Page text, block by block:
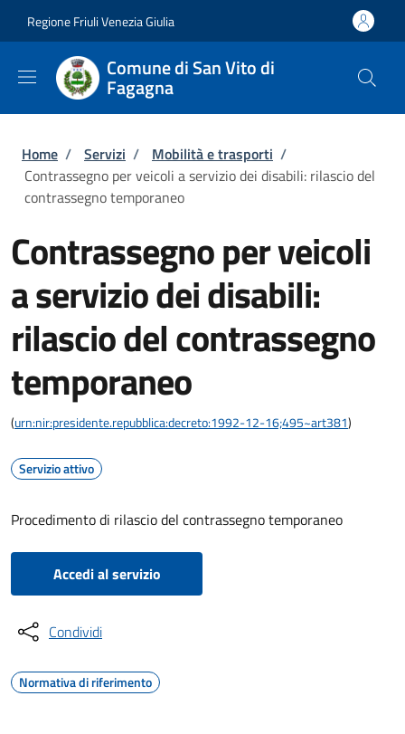
Regione Friuli Venezia Giulia
Comune di San Vito di
Fagagna
Briciole di pane
Home / Servizi / Mobilità e trasporti /
Contrassegno per veicoli a servizio dei disabili: rilascio del
contrassegno temporaneo
Contrassegno per veicoli
a servizio dei disabili:
rilascio del contrassegno
temporaneo
(urn:nir:presidente.repubblica:decreto:1992-12-16;495~art381)
Servizio attivo
Procedimento di rilascio del contrassegno temporaneo
Accedi al servizio
Condividi
Normativa di riferimento